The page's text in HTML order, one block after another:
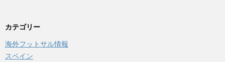
カテゴリー
海外フットサル情報
スペイン